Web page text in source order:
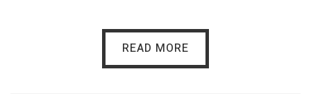
READ MORE